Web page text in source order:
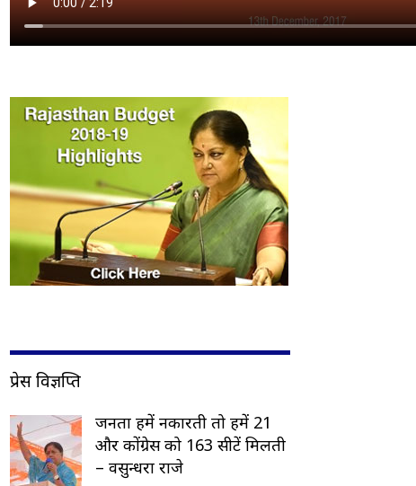
प्रेस विज्ञप्ति
जनता हमें नकारती तो हमें 21
और कोंग्रेस को 163 सीटें मिलती
– वसुन्धरा राजे